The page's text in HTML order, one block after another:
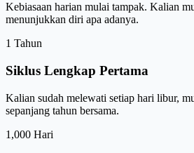
Kebiasaan harian mulai tampak. Kalian
menunjukkan diri apa adanya.
1 Tahun
Siklus Lengkap Pertama
Kalian sudah melewati setiap hari libur,
sepanjang tahun bersama.
1,000 Hari